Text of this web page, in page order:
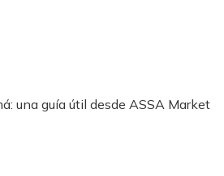
una guía útil desde ASSA Market